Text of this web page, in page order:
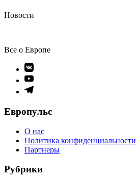
Новости
Все о Европе
Элемент
меню
Элемент
меню
Элемент
Европульс
О нас
Политика конфиденциальности
Партнеры
Рубрики